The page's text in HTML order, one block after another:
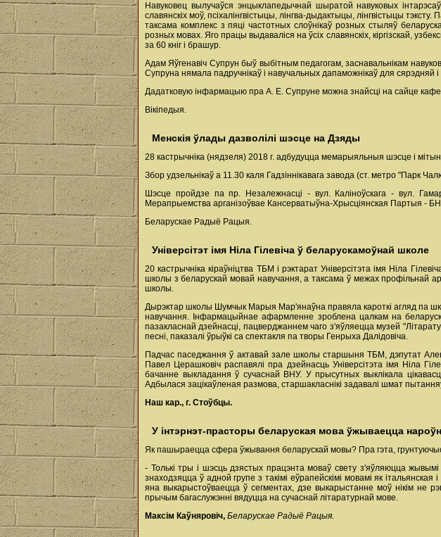
Навуковец вылучаўся энцыклапедычнай шыратой навуковых
славянскіх моў, псіхалінгвістыцы, лінгва-дыдактыцы, лінгвістыцы
таксама комплекс з пяці частотных слоўнікаў розных стыляў
розных мовах. Яго працы выдаваліся на ўсіх славянскіх, кіргізскай,
за 60 кніг і брашур.
Адам Яўгенавіч Супрун быў выбітным педагогам, заснавальнікам
Супруна нямала падручнікаў і навучальных дапаможнікаў для
Дадатковую інфармацыю пра А. Е. Супруне можна знайсці на сайце
Вікіпедыя.
Менскія ўлады дазволілі шэсце на Дзяды
28 кастрычніка (нядзеля) 2018 г. адбудуцца мемарыяльныя шэсце і
Збор удзельнікаў а 11.30 каля Гадзіннікавага завода (ст. метро "Парк
Шэсце пройдзе па пр. Незалежнасці - вул. Каліноўскага - вул.
Мерапрыемства арганізоўвае Кансерватыўна-Хрысціянская Партыя -
Беларускае Радыё Рацыя.
Універсітэт імя Ніла Гілевіча ў беларускамоўнай школе
20 кастрычніка кіраўніцтва ТБМ і рэктарат Універсітэта імя Ніла
школы з беларускай мовай навучання, а таксама ў межах профільнай
школы.
Дырэктар школы Шумчык Марыя Мар'янаўна правяла кароткі агляд па
навучання. Інфармацыйнае афармленне зроблена цалкам на
пазакласнай дзейнасці, пацверджаннем чаго з'яўляецца музей
песні, паказалі ўрыўкі са спектакля па творы Генрыха Далідовіча.
Падчас паседжання ў актавай зале школы старшыня ТБМ, дэпутат
Павел Церашковіч распавялі пра дзейнасць Універсітэта імя Ніла
бачанне выкладання ў сучаснай ВНУ. У прысутных выклікала
Адбылася зацікаўленая размова, старшакласнікі задавалі шмат
Наш кар., г. Стоўбцы.
У інтэрнэт-прасторы беларуская мова ўжываецца
Як пашыраецца сфера ўжывання беларускай мовы? Пра гэта,
- Толькі тры і шэсць дзястых працэнта моваў свету з'яўляюцца
знаходзяцца ў адной групе з такімі еўрапейскімі мовамі як
яна выкарыстоўваецца ў сегментах, дзе выкарыстанне моў нікім не
прычым багаслужэнні вядуцца на сучаснай літаратурнай мове.
Максім Каўняровіч, Беларускае Радыё Рацыя.